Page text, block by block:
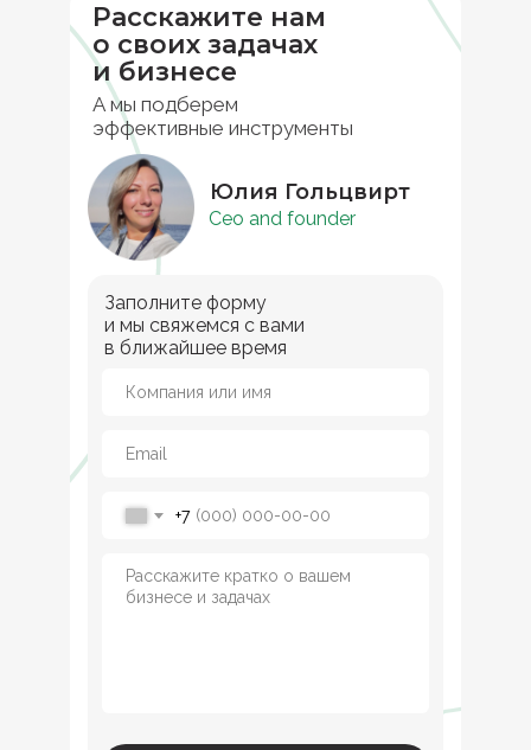
Заполните форму
и мы свяжемся с вами
в ближайшее время
+7
А мы подберем
эффективные инструменты
Расскажите нам
о своих задачах
и бизнесе
Юлия Гольцвирт
Ceo and founder